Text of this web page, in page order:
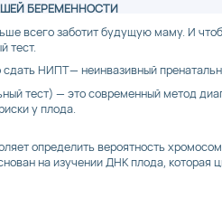
БЕРЕМЕННОСТИ
всего заботит будущую маму. И
тест.
НИПТ— неинвазивный
тест) — это современный метод
у плода.
определить вероятность
на изучении ДНК плода, которая